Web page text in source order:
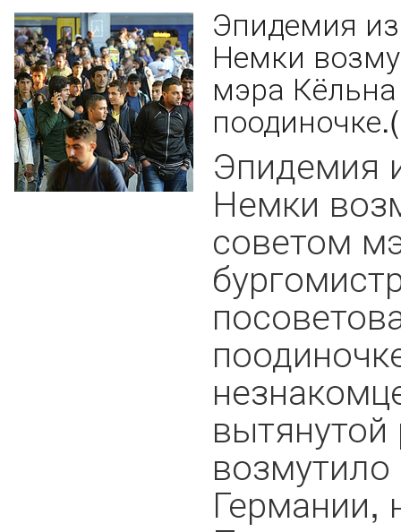
Эпидемия
Немки
мэра
Эпидемия
Немки
советом
вытянутой